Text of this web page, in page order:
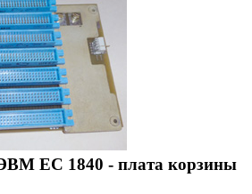
ЕС 1840 - плата корзины